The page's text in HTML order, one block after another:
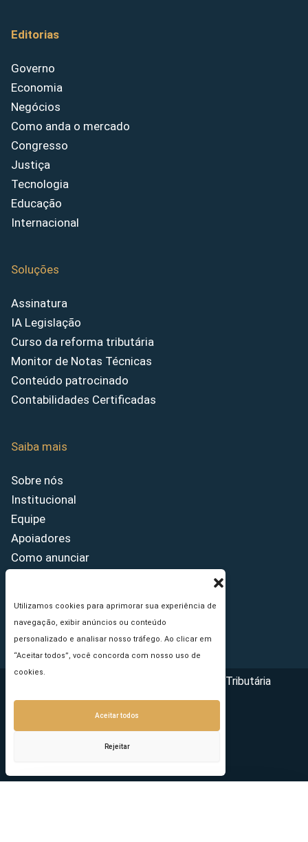
Utilizamos cookies para aprimorar sua experiência de
navegação, exibir anúncios ou conteúdo
personalizado e analisar nosso tráfego. Ao clicar em
“Aceitar todos”, você concorda com nosso uso de
cookies.
Aceitar todos
Rejeitar
Editorias
Governo
Economia
Negócios
Como anda o mercado
Congresso
Justiça
Tecnologia
Educação
Internacional
Soluções
Assinatura
IA Legislação
Curso da reforma tributária
Monitor de Notas Técnicas
Conteúdo patrocinado
Contabilidades Certificadas
Saiba mais
Sobre nós
Institucional
Equipe
Apoiadores
Como anunciar
Princípios Editoriais
Copyright © 2026 - Portal da Reforma Tributária